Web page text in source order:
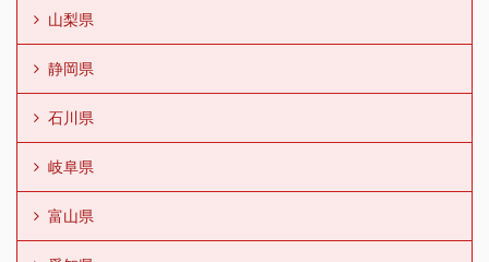
山梨県
静岡県
石川県
岐阜県
富山県